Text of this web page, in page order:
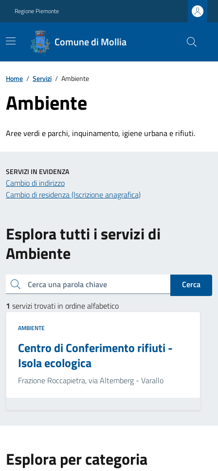
Regione Piemonte
Comune di Mollia
Home / Servizi / Ambiente
Ambiente
Aree verdi e parchi, inquinamento, igiene urbana e rifiuti.
Esplora tutti i servizi di
Ambiente
Cerca una parola chiave
Cerca
1 servizi trovati in ordine alfabetico
AMBIENTE
Centro di Conferimento rifiuti -
Isola ecologica
Frazione Roccapietra, via Altemberg - Varallo
SERVIZI IN EVIDENZA
Cambio di indirizzo
Cambio di residenza (Iscrizione anagrafica)
Esplora per categoria